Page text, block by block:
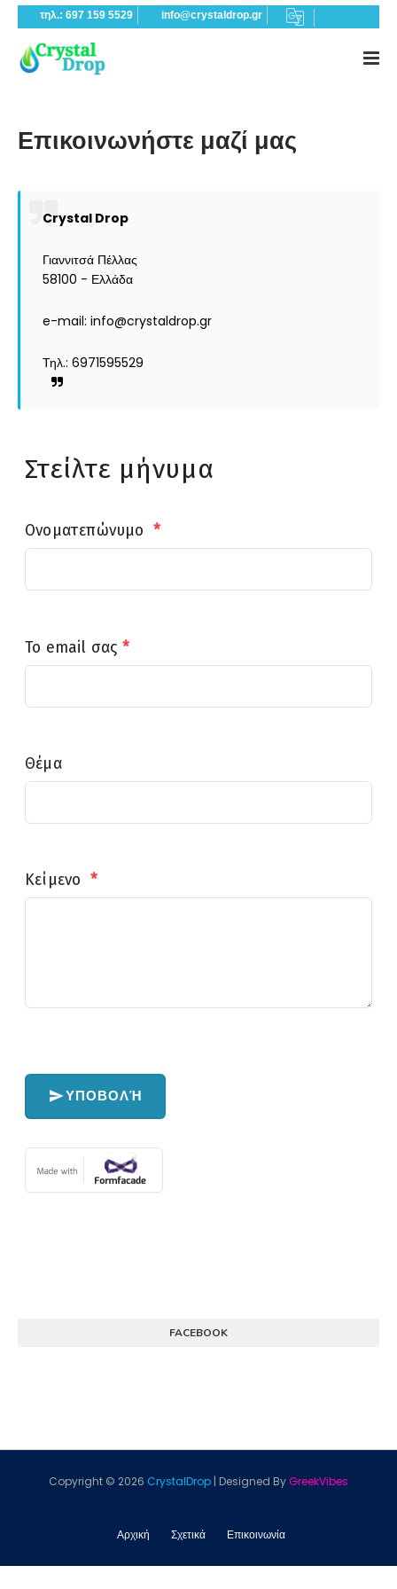
τηλ.: 697 159 5529 info@crystaldrop.gr
Επικοινωνήστε μαζί μας
Crystal Drop
Γιαννιτσά Πέλλας
58100 - Ελλάδα
e-mail: info@crystaldrop.gr
Τηλ.: 6971595529
Στείλτε μήνυμα
Ονοματεπώνυμο *
Το email σας *
Θέμα
Κείμενο *
ΥΠΟΒΟΛΉ
FACEBOOK
Copyright © 2026 CrystalDrop | Designed ByGreekVibes
Αρχική Σχετικά Επικοινωνία